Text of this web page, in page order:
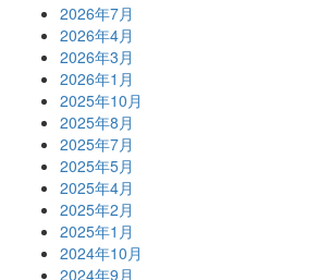
2026年7月
2026年4月
2026年3月
2026年1月
2025年10月
2025年8月
2025年7月
2025年5月
2025年4月
2025年2月
2025年1月
2024年10月
2024年9月